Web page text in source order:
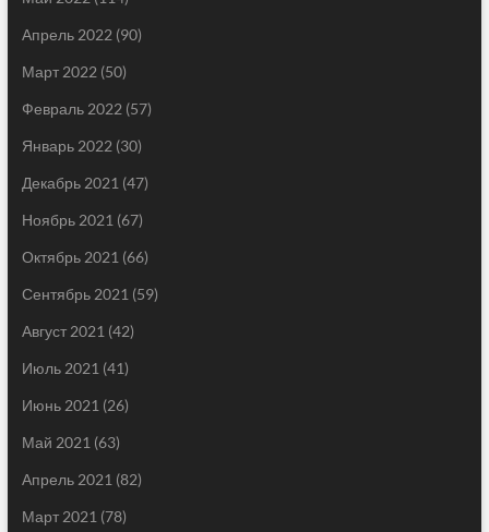
Апрель 2022 (90)
Март 2022 (50)
Февраль 2022 (57)
Январь 2022 (30)
Декабрь 2021 (47)
Ноябрь 2021 (67)
Октябрь 2021 (66)
Сентябрь 2021 (59)
Август 2021 (42)
Июль 2021 (41)
Июнь 2021 (26)
Май 2021 (63)
Апрель 2021 (82)
Март 2021 (78)